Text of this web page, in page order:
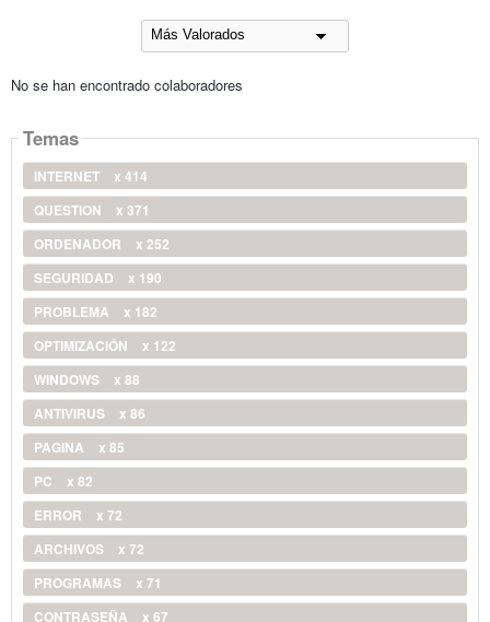
No se han encontrado colaboradores
Temas
INTERNET
x 414
QUESTION
x 371
ORDENADOR
x 252
SEGURIDAD
x 190
PROBLEMA
x 182
OPTIMIZACIÓN
x 122
WINDOWS
x 88
ANTIVIRUS
x 86
PAGINA
x 85
PC
x 82
ERROR
x 72
ARCHIVOS
x 72
PROGRAMAS
x 71
CONTRASEÑA
x 67